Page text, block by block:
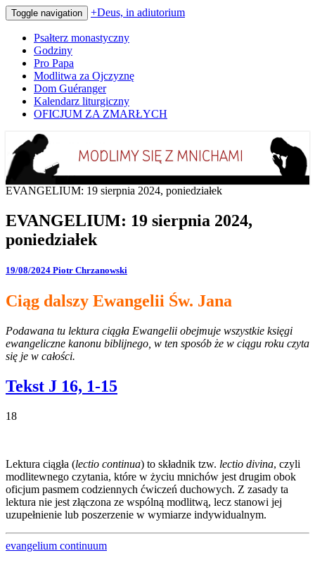
Toggle navigation +Deus, in adiutorium
Psałterz monastyczny
Godziny
Pro Papa
Modlitwa za Ojczyznę
Dom Guéranger
Kalendarz liturgiczny
OFICJUM ZA ZMARŁYCH
+Deus, in adiutorium
Codziennie modlimy się z mnichami
EVANGELIUM: 19 sierpnia 2024, poniedziałek
EVANGELIUM: 19 sierpnia 2024,
poniedziałek
19/08/2024 Piotr Chrzanowski
Ciąg dalszy Ewangelii Św. Jana
Podawana tu lektura ciągła Ewangelii obejmuje wszystkie księgi
ewangeliczne kanonu biblijnego, w ten sposób że w ciągu roku czyta
się je w całości.
Tekst J 16, 1-15
18
Lektura ciągła (lectio continua) to składnik tzw. lectio divina, czyli
modlitewnego czytania, które w życiu mnichów jest drugim obok
oficjum pasmem codziennych ćwiczeń duchowych. Z zasady ta
lektura nie jest złączona ze wspólną modlitwą, lecz stanowi jej
uzupełnienie lub poszerzenie w wymiarze indywidualnym.
evangelium continuum